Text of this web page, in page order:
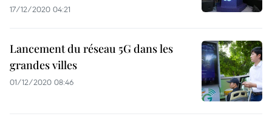
17/12/2020 04:21
Lancement du réseau 5G dans les
grandes villes
01/12/2020 08:46